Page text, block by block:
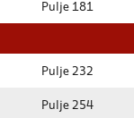
Pulje 181
Pulje 232
Pulje 254